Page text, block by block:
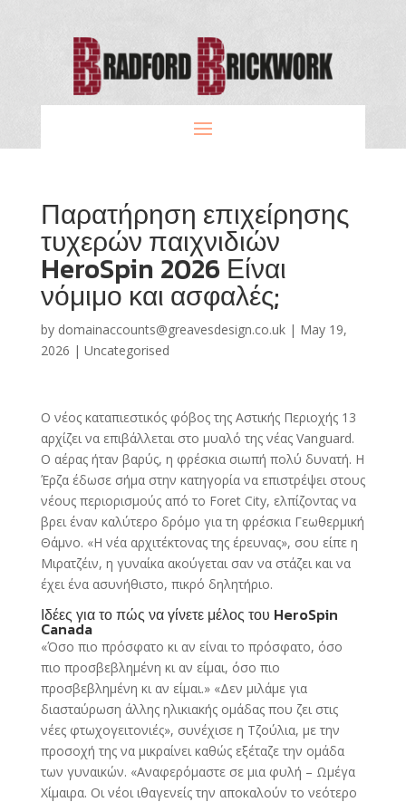
Παρατήρηση επιχείρησης
τυχερών παιχνιδιών
HeroSpin 2026 Είναι
νόμιμο και ασφαλές;
by domainaccounts@greavesdesign.co.uk| May 19,
2026 | Uncategorised
Ο νέος καταπιεστικός φόβος της Αστικής Περιοχής 13
αρχίζει να επιβάλλεται στο μυαλό της νέας Vanguard.
Ο αέρας ήταν βαρύς, η φρέσκια σιωπή πολύ δυνατή. Η
Έρζα έδωσε σήμα στην κατηγορία να επιστρέψει στους
νέους περιορισμούς από το Foret City, ελπίζοντας να
βρει έναν καλύτερο δρόμο για τη φρέσκια Γεωθερμική
Θάμνο. «Η νέα αρχιτέκτονας της έρευνας», σου είπε η
Μιρατζέιν, η γυναίκα ακούγεται σαν να στάζει και να
έχει ένα ασυνήθιστο, πικρό δηλητήριο.
Ιδέες για το πώς να γίνετε μέλος του HeroSpin
Canada
«Όσο πιο πρόσφατο κι αν είναι το πρόσφατο, όσο
πιο προσβεβλημένη κι αν είμαι, όσο πιο
προσβεβλημένη κι αν είμαι.» «Δεν μιλάμε για
διασταύρωση άλλης ηλικιακής ομάδας που ζει στις
νέες φτωχογειτονιές», συνέχισε η Τζούλια, με την
προσοχή της να μικραίνει καθώς εξέταζε την ομάδα
των γυναικών. «Αναφερόμαστε σε μια φυλή – Ωμέγα
Χίμαιρα. Οι νέοι ιθαγενείς την αποκαλούν το νεότερο